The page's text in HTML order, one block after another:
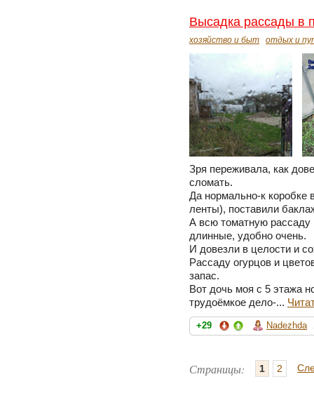
Высадка рассады в
хозяйство и быт отдых и
Зря переживала, как
сломать.
Да нормально-к коробке
ленты), поставили
А всю томатную рассаду
длинные, удобно очень.
И довезли в целости и
Рассаду огурцов и
запас.
Вот дочь моя с 5 этажа
трудоёмкое дело-...
+29 Nadezhda
Страницы: 1 2